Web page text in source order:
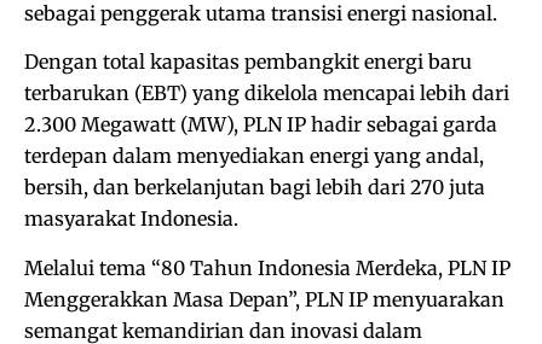
sebagai penggerak utama transisi energi nasional.
Dengan total kapasitas pembangkit energi baru
terbarukan (EBT) yang dikelola mencapai lebih dari
2.300 Megawatt (MW), PLN IP hadir sebagai garda
terdepan dalam menyediakan energi yang andal,
bersih, dan berkelanjutan bagi lebih dari 270 juta
masyarakat Indonesia.
Melalui tema “80 Tahun Indonesia Merdeka, PLN IP
Menggerakkan Masa Depan”, PLN IP menyuarakan
semangat kemandirian dan inovasi dalam